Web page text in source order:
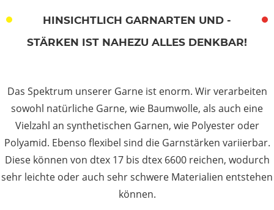
HINSICHTLICH GARNARTEN UND -
STÄRKEN IST NAHEZU ALLES DENKBAR!
Das Spektrum unserer Garne ist enorm. Wir verarbeiten
sowohl natürliche Garne, wie Baumwolle, als auch eine
Vielzahl an synthetischen Garnen, wie Polyester oder
Polyamid. Ebenso flexibel sind die Garnstärken variierbar.
Diese können von dtex 17 bis dtex 6600 reichen, wodurch
sehr leichte oder auch sehr schwere Materialien entstehen
können.